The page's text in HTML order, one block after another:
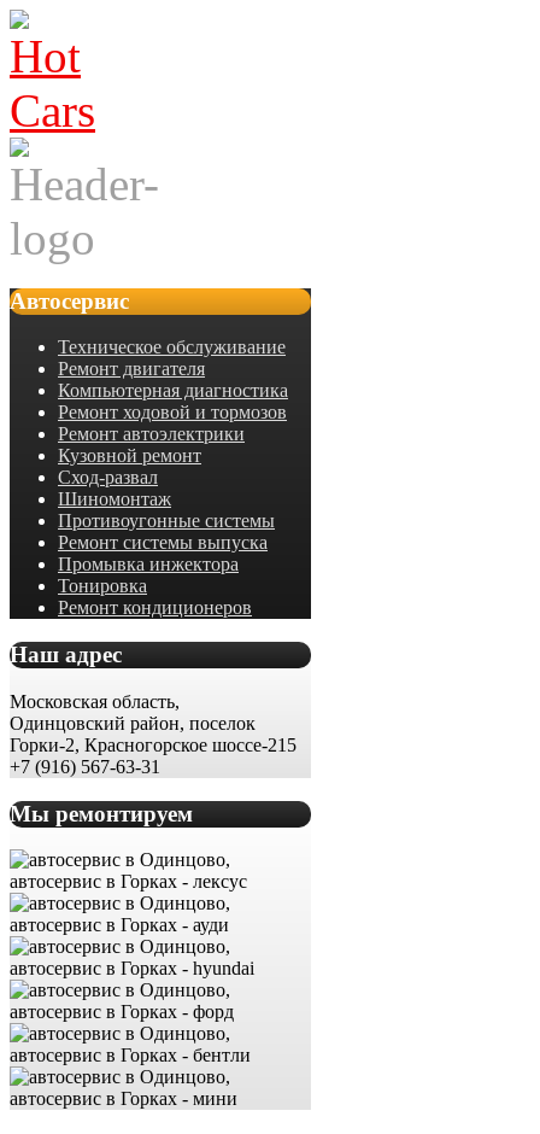
Автосервис
Техническое обслуживание
Ремонт двигателя
Компьютерная диагностика
Ремонт ходовой и тормозов
Ремонт автоэлектрики
Кузовной ремонт
Сход-развал
Шиномонтаж
Противоугонные системы
Ремонт системы выпуска
Промывка инжектора
Тонировка
Ремонт кондиционеров
Наш адрес
Московская область,
Одинцовский район, поселок
Горки-2, Красногорское шоссе-215
+7 (916) 567-63-31
Мы ремонтируем